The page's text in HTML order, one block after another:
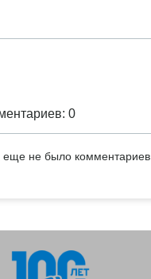
0
еще не было комментариев